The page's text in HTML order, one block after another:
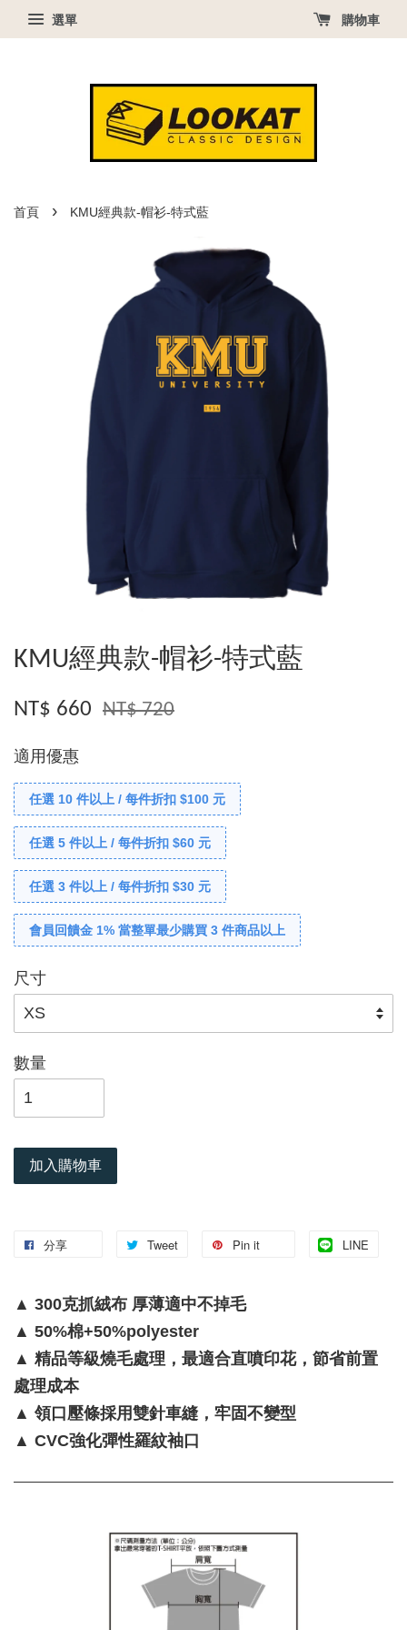
選單 購物車
首頁 › KMU經典款-帽衫-特式藍
KMU經典款-帽衫-特式藍
NT$ 660 NT$ 720
適用優惠
任選 10 件以上 / 每件折扣 $100 元
任選 5 件以上 / 每件折扣 $60 元
任選 3 件以上 / 每件折扣 $30 元
會員回饋金 1% 當整單最少購買 3 件商品以上
尺寸
數量
加入購物車
分享 Tweet Pin it LINE
▲ 300克抓絨布 厚薄適中不掉毛
▲ 50%棉+50%polyester
▲ 精品等級燒毛處理，最適合直噴印花，節省前置
處理成本
▲ 領口壓條採用雙針車縫，牢固不變型
▲ CVC強化彈性羅紋袖口